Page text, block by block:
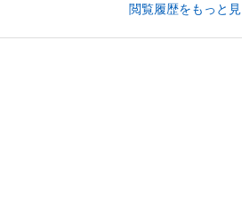
閲覧履歴をもっと